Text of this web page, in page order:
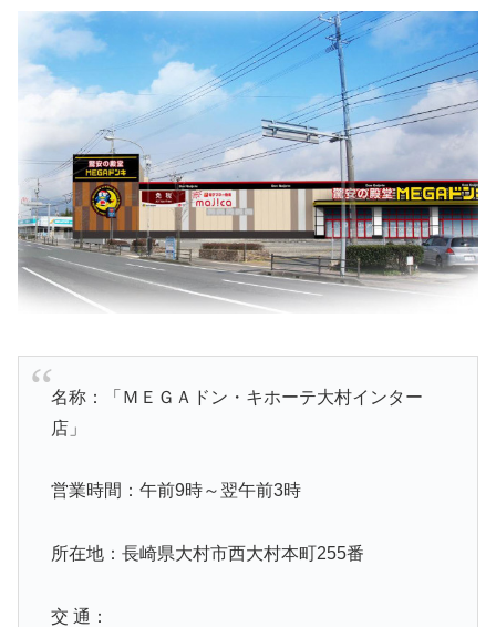
名称：「ＭＥＧＡドン・キホーテ大村インター
店」
営業時間：午前9時～翌午前3時
所在地：長崎県大村市西大村本町255番
交 通：